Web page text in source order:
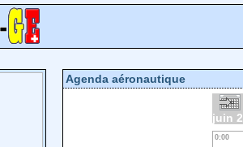
Agenda aéronautique
juin
0:00